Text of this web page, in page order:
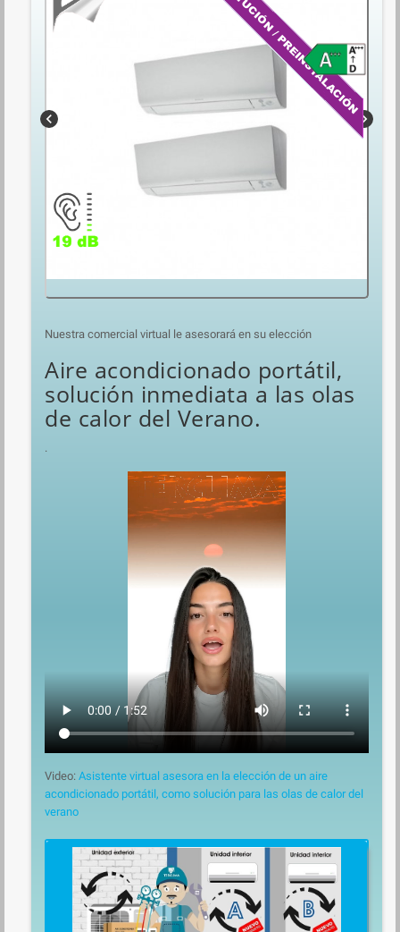
chevron_left chevron_right
Nuestra comercial virtual le asesorará en su elección
Aire acondicionado portátil,
solución inmediata a las olas
de calor del Verano.
.
Video: Asistente virtual asesora en la elección de un aire
acondicionado portátil, como solución para las olas de calor del
verano